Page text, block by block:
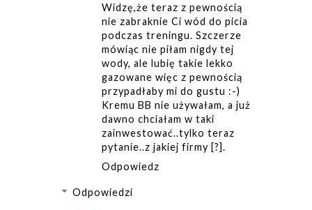
Widzę,że teraz z pewnością
nie zabraknie Ci wód do picia
podczas treningu. Szczerze
mówiąc nie piłam nigdy tej
wody, ale lubię takie lekko
gazowane więc z pewnością
przypadłaby mi do gustu :-)
Kremu BB nie używałam, a już
dawno chciałam w taki
zainwestować..tylko teraz
pytanie..z jakiej firmy [?].
Odpowiedz
Odpowiedzi